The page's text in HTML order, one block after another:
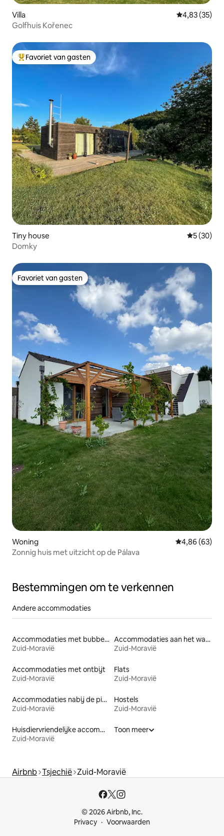
Villa Gemiddelde
4,83 (35)
Golfhuis Kořenec
Topfavoriet van gasten
Favoriet van gasten
Tiny house
5 (30)
Domky
Favoriet van gasten
Favoriet van gasten
Woning Gemiddelde
4,86 (63)
Zonnig huis met uitzicht op de Pálava
Bestemmingen om te verkennen
Andere accommodaties
Accommodaties met bubbelbad
Zuid-Moravië
Accommodaties aan het water
Zuid-Moravië
Accommodaties met ontbijt
Zuid-Moravië
Flats
Zuid-Moravië
Accommodaties nabij de piste
Zuid-Moravië
Hostels
Zuid-Moravië
Huisdiervriendelijke accommodaties
Zuid-Moravië
Toon meer
Airbnb Tsjechië Zuid-Moravië
© 2026 Airbnb, Inc.
Privacy
Voorwaarden